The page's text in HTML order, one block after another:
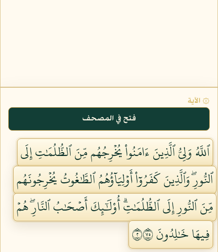
۞ الآية
فتح في المصحف
ٱللَّهُ وَلِيُّ ٱلَّذِينَ ءَامَنُواْ يُخۡرِجُهُم مِّنَ ٱلظُّلُمَٰتِ إِلَى
ٱلنُّورِۖ وَٱلَّذِينَ كَفَرُوٓاْ أَوۡلِيَآؤُهُمُ ٱلطَّٰغُوتُ يُخۡرِجُونَهُم
مِّنَ ٱلنُّورِ إِلَى ٱلظُّلُمَٰتِۗ أُوْلَٰٓئِكَ أَصۡحَٰبُ ٱلنَّارِۖ هُمۡ
فِيهَا خَٰلِدُونَ ٢٥٧